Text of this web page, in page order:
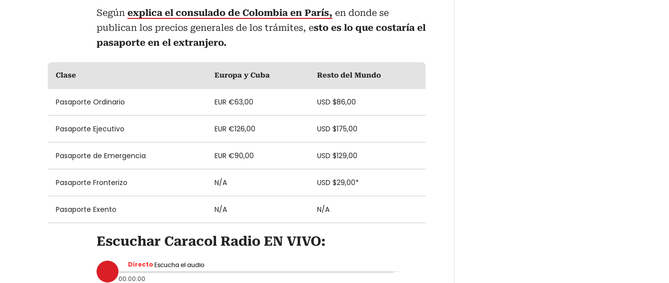
Según explica el consulado de Colombia en París, en donde se
publican los precios generales de los trámites, esto es lo que costaría el
pasaporte en el extranjero.
Clase Europa y Cuba Resto del Mundo
Pasaporte Ordinario EUR €63,00 USD $86,00
Pasaporte Ejecutivo EUR €126,00 USD $175,00
Pasaporte de Emergencia EUR €90,00 USD $129,00
Pasaporte Fronterizo N/A USD $29,00*
Pasaporte Exento N/A N/A
Escuchar Caracol Radio EN VIVO:
Directo Escucha el audio
00:00:00